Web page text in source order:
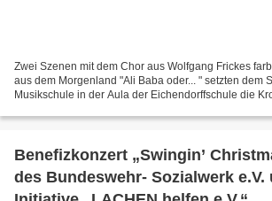
Zwei Szenen mit dem Chor aus Wolfgang Frickes
aus dem Morgenland "Ali Baba oder... " setzten dem
Musikschule in der Aula der Eichendorffschule die
Benefizkonzert „Swingin’
des Bundeswehr- Sozialwerk e.V.